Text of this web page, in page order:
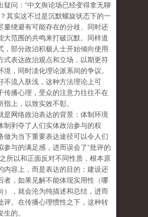
疑问：“中文舆论场已经变得拿无聊
其实这不过是沉默螺旋状态下的一
绕避有可能存在的分歧、同时还
大范围的共鸣来打破沉默。同样道
，部分政治积极人士开始倾向使用
式表达政治观点和立场，以期更符
境，同时淡化理论派系间的争议。
不流入肤浅，这种方法理论上可
传播心理，受众的注意力往往不在
指上，以致实效不彰。
是网络政治表达的背景：体制环境
制剥夺了人们实体政治参与的权
做为当下重要表达途径可以令人们
参与的满足感，进而误会了“批评的
所以和正面反对不同性质，根本原
内容上，而是表达的目的：建设还
者，如果见解不能体现实用性（哪
），就会沦为纯描述和总结，进而
评。在传播心理惯性之下，这种转
的。